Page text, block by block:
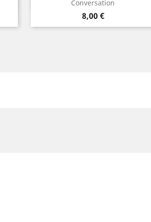
Conversation
Prix
8,00 €